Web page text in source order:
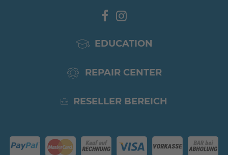
EDUCATION
REPAIR CENTER
RESELLER BEREICH